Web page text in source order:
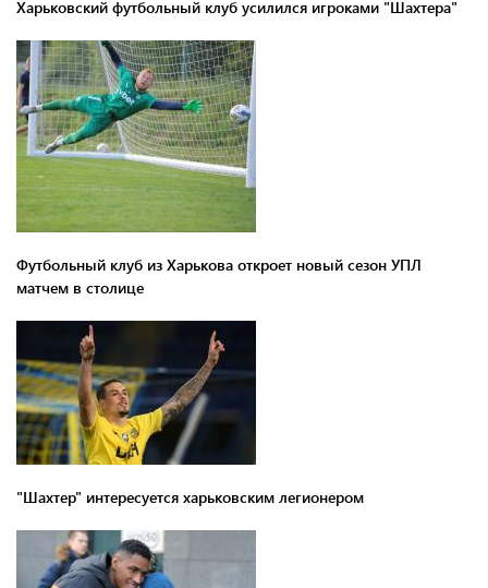
Харьковский футбольный клуб усилился игроками "Шахтера"
Футбольный клуб из Харькова откроет новый сезон УПЛ
матчем в столице
"Шахтер" интересуется харьковским легионером